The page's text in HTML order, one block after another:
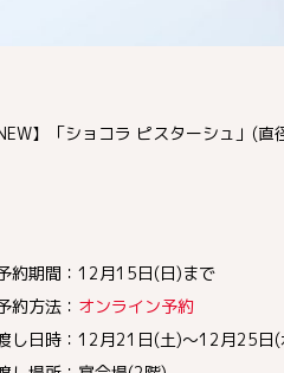
NEW】「ショコラ ピスターシュ」(
約期間：12月15日(日)まで
約方法： オンライン予約
し日時：12月21日(土)～12月25